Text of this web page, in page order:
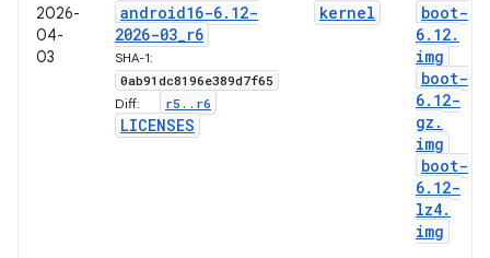
2026-
04-
03
android16-6. 12-
2026-03_r6
SHA-1:
0ab91dc8196e389d7f65
Diff: r5 . . r6
LICENSES
kernel
boot-
6. 12.
img
boot-
6. 12-
gz .
img
boot-
6. 12-
lz4.
img